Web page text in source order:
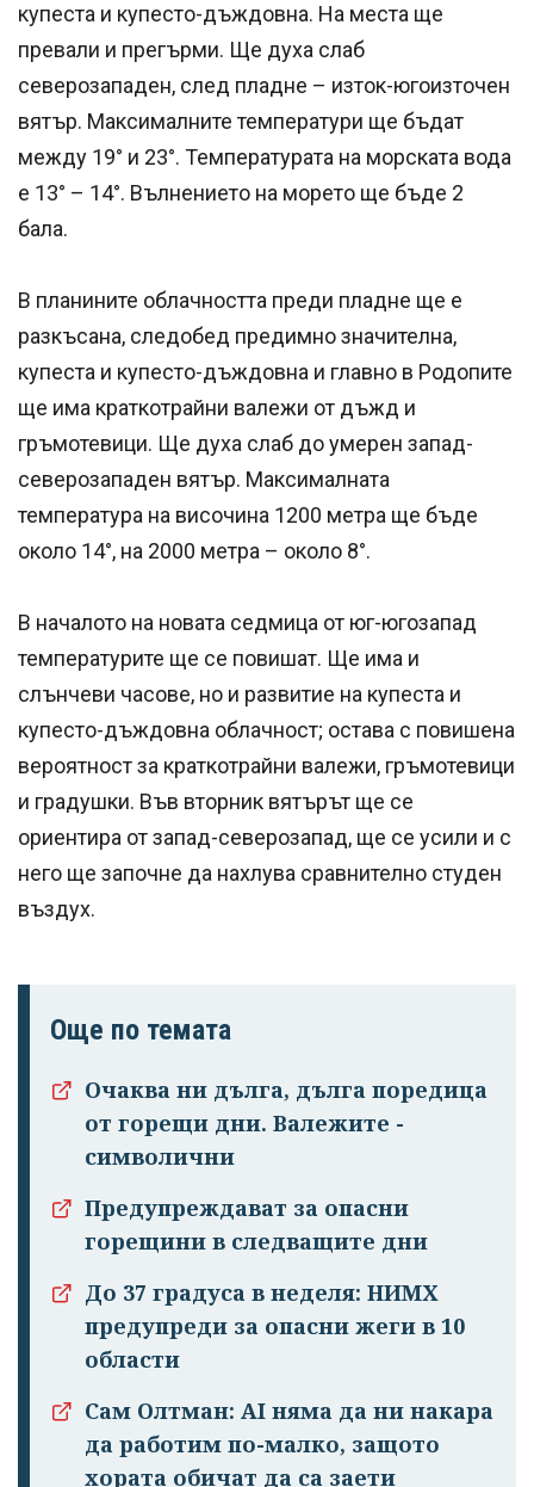
Успешно
излязохте от
профила си!
купеста и купесто-дъждовна. На места ще
превали и прегърми. Ще духа слаб
северозападен, след пладне – изток-югоизточен
вятър. Максималните температури ще бъдат
между 19° и 23°. Температурата на морската вода
е 13° – 14°. Вълнението на морето ще бъде 2
бала.
В планините облачността преди пладне ще е
разкъсана, следобед предимно значителна,
купеста и купесто-дъждовна и главно в Родопите
ще има краткотрайни валежи от дъжд и
гръмотевици. Ще духа слаб до умерен запад-
северозападен вятър. Максималната
температура на височина 1200 метра ще бъде
около 14°, на 2000 метра – около 8°.
В началото на новата седмица от юг-югозапад
температурите ще се повишат. Ще има и
слънчеви часове, но и развитие на купеста и
купесто-дъждовна облачност; остава с повишена
вероятност за краткотрайни валежи, гръмотевици
и градушки. Във вторник вятърът ще се
ориентира от запад-северозапад, ще се усили и с
него ще започне да нахлува сравнително студен
въздух.
Още по темата
Очаква ни дълга, дълга поредица
от горещи дни. Валежите -
символични
Предупреждават за опасни
горещини в следващите дни
До 37 градуса в неделя: НИМХ
предупреди за опасни жеги в 10
области
Сам Олтман: AI няма да ни накара
да работим по-малко, защото
хората обичат да са заети